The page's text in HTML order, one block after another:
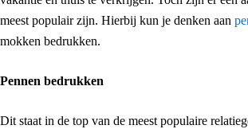
meest populair zijn. Hierbij kun je denken aan
mokken bedrukken.
Pennen bedrukken
Dit staat in de top van de meest populaire